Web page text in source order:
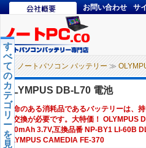
お問い合わせ サ
ノートパソコン バッテリー ≫
す
べ
て
の
カ
テ
ゴ
リ
ー
を
見
OLYMPUS DB-L70 電池
寿命のある消耗品であるバッテリーは、
ー交換が必要です。大特価！ OLYMPUS
680mAh 3.7V,互換品番 NP-BY1 LI-60B
OLYMPUS CAMEDIA FE-370